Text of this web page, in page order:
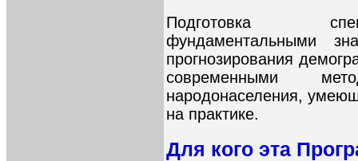
Подготовка
фундаментальными
прогнозирования
современными
народонаселения,
на практике.
Для кого эта